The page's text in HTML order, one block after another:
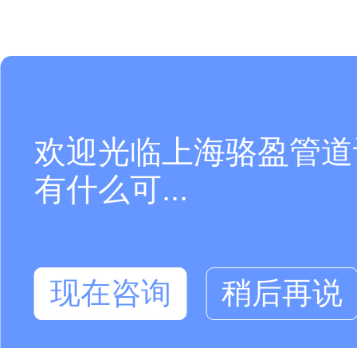
欢迎光临上海骆盈管
有什么可...
现在咨询 稍后再说